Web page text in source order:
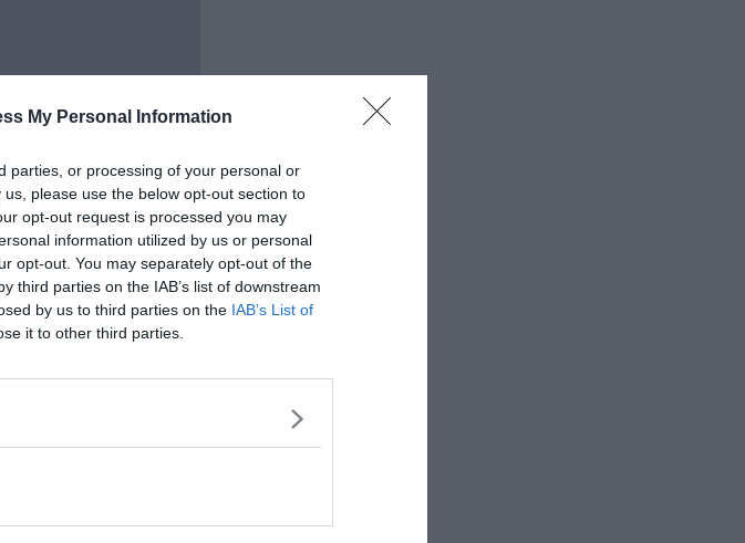
My Personal Information
parties, or processing of your personal or
please use the below opt-out section to
opt-out request is processed you may
information utilized by us or personal
opt-out. You may separately opt-out of the
third parties on the IAB’s list of downstream
by us to third parties on the IAB’s List of
it to other third parties.